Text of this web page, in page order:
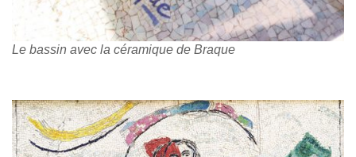
Le bassin avec la céramique de Braque